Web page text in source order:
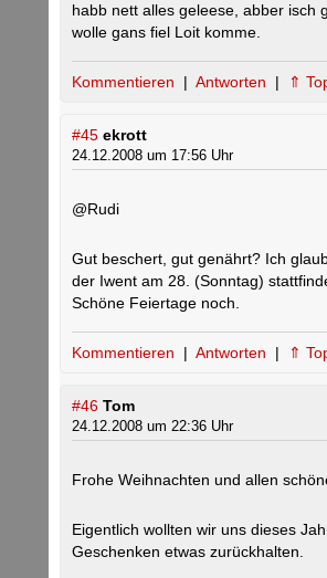
habb nett alles geleese, abber isch
wolle gans fiel Loit komme.
Kommentieren | Antworten | ⇑
#45 ekrott
24.12.2008 um 17:56 Uhr
@Rudi
Gut beschert, gut genährt? Ich
der Iwent am 28. (Sonntag)
Schöne Feiertage noch.
Kommentieren | Antworten | ⇑
#46 Tom
24.12.2008 um 22:36 Uhr
Frohe Weihnachten und allen
Eigentlich wollten wir uns dieses
Geschenken etwas zurückhalten.